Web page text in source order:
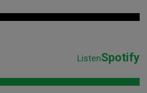
ListenSpotify